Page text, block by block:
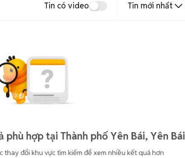
Tin có video Tin mới nhất
hợp tại Thành phố Yên Bái, Yên Bái
thay đổi khu vực tìm kiếm để xem nhiều kết quả hơn